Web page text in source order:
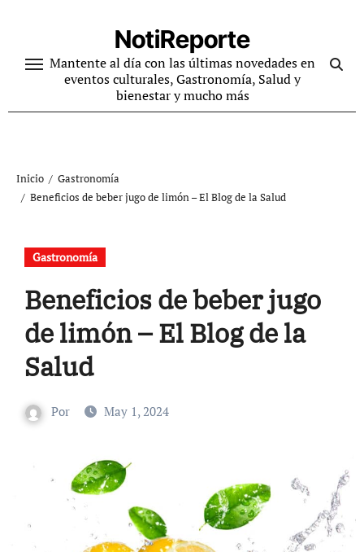
contenido
NotiReporte
Mantente al día con las últimas novedades en
eventos culturales, Gastronomía, Salud y
bienestar y mucho más
Inicio
Gastronomía
Beneficios de beber jugo de limón – El Blog de la Salud
Gastronomía
Beneficios de beber jugo
de limón – El Blog de la
Salud
Por May 1, 2024